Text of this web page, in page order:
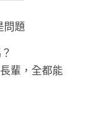
問題
輩，全都能